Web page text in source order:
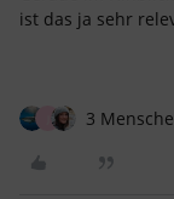
ist das ja sehr
3